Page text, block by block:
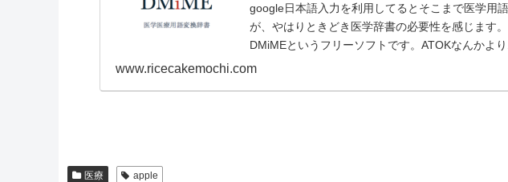
google日本語入力を利用してるとそこまで医学用
が、やはりときどき医学辞書の必要性を感じます
DMiMEというフリーソフトです。ATOKなんかより
www.ricecakemochi.com
医療 apple